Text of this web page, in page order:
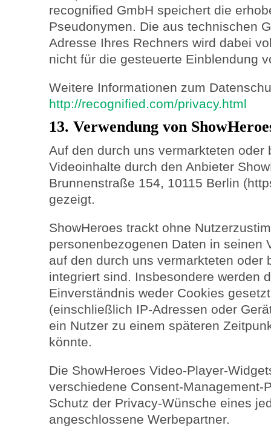
recognified GmbH speichert die
Pseudonymen. Die aus technischen
Adresse Ihres Rechners wird dabei
nicht für die gesteuerte Einblendung
Weitere Informationen zum
http://recognified.com/privacy.html
13. Verwendung von
Auf den durch uns vermarkteten oder
Videoinhalte durch den Anbieter
Brunnenstraße 154, 10115 Berlin
gezeigt.
ShowHeroes trackt ohne
personenbezogenen Daten in seinen
auf den durch uns vermarkteten oder
integriert sind. Insbesondere werden
Einverständnis weder Cookies
(einschließlich IP-Adressen oder
ein Nutzer zu einem späteren
könnte.
Die ShowHeroes Video-Player-
verschiedene Consent-Management-
Schutz der Privacy-Wünsche eines
angeschlossene Werbepartner.